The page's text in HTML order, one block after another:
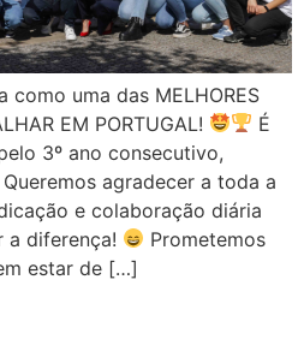
como uma das MELHORES
EM PORTUGAL!
É
3º ano consecutivo,
agradecer a toda a
e colaboração diária
a diferença!
Prometemos
estar de […]